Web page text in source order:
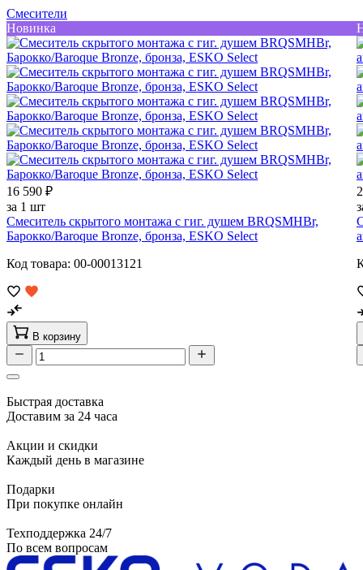
Смесители
Новинка
16 590 ₽
за 1 шт
Смеситель скрытого монтажа с гиг. душем BRQSMHBr,
Барокко/Baroque Bronze, бронза, ESKO Select
Код товара: 00-00013121
В корзину
Быстрая доставка
Доставим за 24 часа
Акции и скидки
Каждый день в магазине
Подарки
При покупке онлайн
Техподдержка 24/7
По всем вопросам